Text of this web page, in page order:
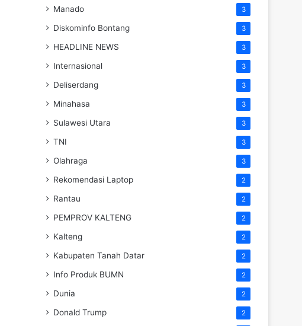
Manado 3
Diskominfo Bontang 3
HEADLINE NEWS 3
Internasional 3
Deliserdang 3
Minahasa 3
Sulawesi Utara 3
TNI 3
Olahraga 3
Rekomendasi Laptop 2
Rantau 2
PEMPROV KALTENG 2
Kalteng 2
Kabupaten Tanah Datar 2
Info Produk BUMN 2
Dunia 2
Donald Trump 2